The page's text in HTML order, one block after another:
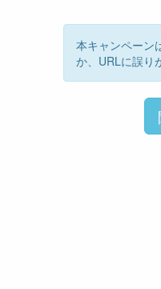
本キャンペーン
か、URLに誤り